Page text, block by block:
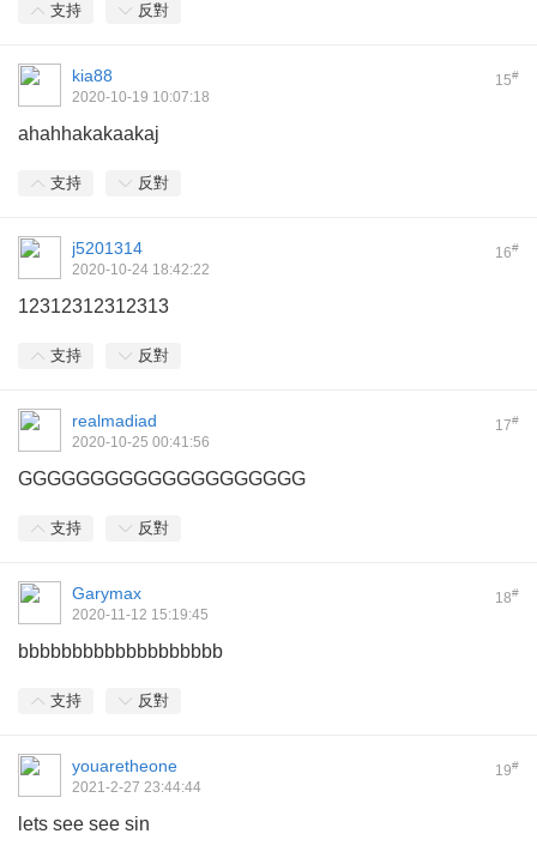
支持 反對
15#
kia88
2020-10-19 10:07:18
ahahhakakaakaj
支持 反對
16#
j5201314
2020-10-24 18:42:22
12312312312313
支持 反對
17#
realmadiad
2020-10-25 00:41:56
GGGGGGGGGGGGGGGGGGGG
支持 反對
18#
Garymax
2020-11-12 15:19:45
bbbbbbbbbbbbbbbbbbb
支持 反對
19#
youaretheone
2021-2-27 23:44:44
lets see see sin